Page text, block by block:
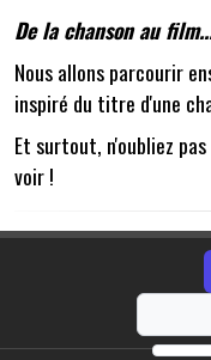
De la chanson au
Nous allons parcourir
inspiré du titre d'une
Et surtout, n'oubliez
voir !